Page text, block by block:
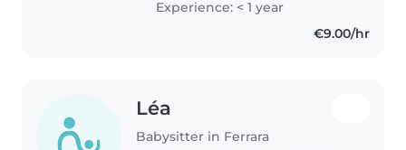
tempo con i bambini, giocare
con loro, aiutarli nei compiti e
Experience: < 1 year
€9.00/hr
Léa
Babysitter in Ferrara